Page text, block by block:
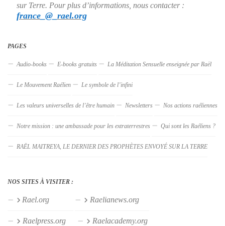
sur Terre. Pour plus d’informations, nous contacter :
france_@_rael.org
PAGES
Audio-books E-books gratuits La Méditation Sensuelle enseignée par Raël
Le Mouvement Raélien Le symbole de l’infini
Les valeurs universelles de l’être humain Newsletters Nos actions raéliennes
Notre mission : une ambassade pour les extraterrestres Qui sont les Raéliens ?
RAËL MAITREYA, LE DERNIER DES PROPHÈTES ENVOYÉ SUR LA TERRE
NOS SITES À VISITER :
Rael.org Raelianews.org
Raelpress.org Raelacademy.org